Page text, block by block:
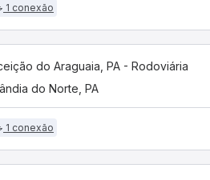
1 conexão
do Araguaia, PA - Rodoviária
do Norte, PA
1 conexão